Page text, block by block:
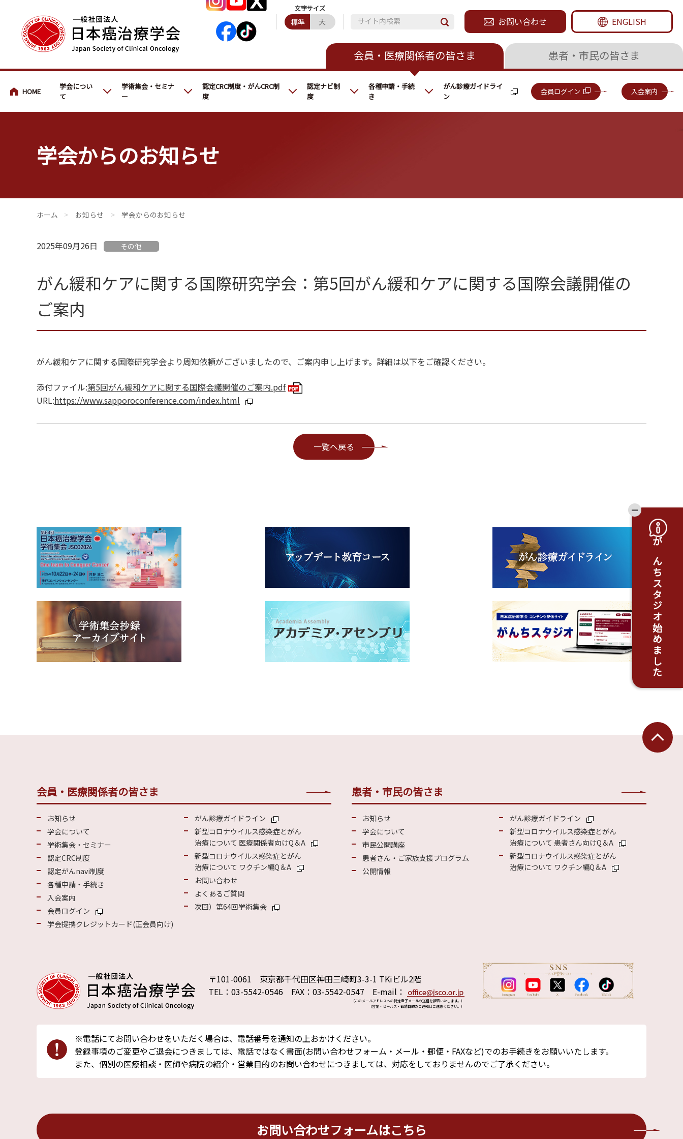
お問い合わせ ENGLISH
サイト内検索
標準 大
会員・医療関係者の皆さま 患者・市民の皆さま
会員ログイン 入会案内
会員・医療関係の皆さまへ
学会につい
て
学術集会・セミナ
ー
認定CRC制度・がんCRC制
度
認定ナビ制
度
各種申請・手続
き
がん診療ガイドライ
ン
学会からのお知らせ
会員・医療関係の皆さまへ
> お知らせ > 学会からのお知らせ
2025年09月26日 その他
がん緩和ケアに関する国際研究学会：第5回がん緩和ケアに関する国際会議開催の
ご案内
がん緩和ケアに関する国際研究学会より周知依頼がございましたので、ご案内申し上げます。詳細は以下をご確認ください。
添付ファイル:第5回がん緩和ケアに関する国際会議開催のご案内.pdf
URL:https://www.sapporoconference.com/index.html
一覧へ戻る
会員・医療関係者の皆さま
お知らせ
学会について
学術集会・セミナー
認定CRC制度
認定がんnavi制度
各種申請・手続き
入会案内
会員ログイン
学会提携クレジットカード(正会員向け)
がん診療ガイドライン
新型コロナウイルス感染症とがん
治療について 医療関係者向けQ＆A
新型コロナウイルス感染症とがん
治療について ワクチン編Q＆A
お問い合わせ
よくあるご質問
次回）第64回学術集会
患者・市民の皆さま
お知らせ
学会について
市民公開講座
患者さん・ご家族支援プログラム
公開情報
がん診療ガイドライン
新型コロナウイルス感染症とがん
治療について 患者さん向けQ＆A
新型コロナウイルス感染症とがん
治療について ワクチン編Q＆A
〒101-0061 東京都千代田区神田三崎町3-3-1 TKiビル2階
TEL：03-5542-0546 FAX：03-5542-0547 E-mail：
（このメールアドレスへの特定電子メールの送信を拒否いたします。）
（営業・セールス・勧誘目的のご連絡はご遠慮ください。）
※電話にてお問い合わせをいただく場合は、電話番号を通知の上おかけください。
登録事項のご変更やご退会につきましては、電話ではなく書面(お問い合わせフォーム・メール・郵便・FAXなど)でのお手続きをお願いいたします。
また、個別の医療相談・医師や病院の紹介・営業目的のお問い合わせにつきましては、対応をしておりませんのでご了承ください。
お問い合わせフォームはこちら
開閉ボタン
がんちスタジオ始めました